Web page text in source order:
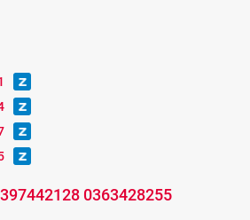
0363428255